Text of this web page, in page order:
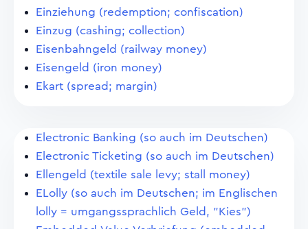
Einziehung (redemption; confiscation)
Einzug (cashing; collection)
Eisenbahngeld (railway money)
Eisengeld (iron money)
Ekart (spread; margin)
Electronic Banking (so auch im Deutschen)
Electronic Ticketing (so auch im Deutschen)
Ellengeld (textile sale levy; stall money)
ELolly (so auch im Deutschen; im Englischen
lolly = umgangssprachlich Geld, "Kies")